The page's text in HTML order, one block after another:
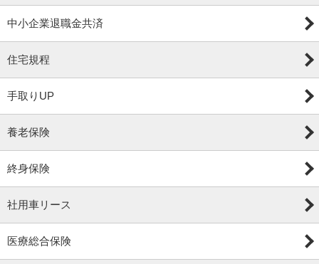
中小企業退職金共済
住宅規程
手取りUP
養老保険
終身保険
社用車リース
医療総合保険